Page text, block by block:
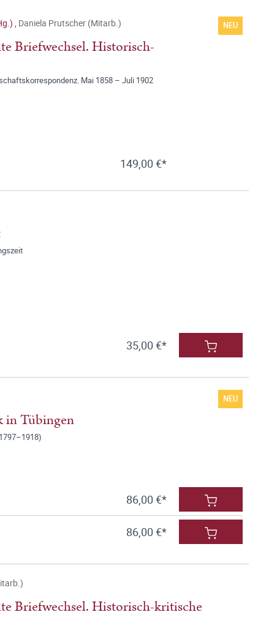
, Daniela Prutscher (Mitarb.)
Briefwechsel. Historisch-
NEU
Mai 1858 – Juli 1902
149,00 €*
35,00 €*
in Tübingen
NEU
86,00 €*
86,00 €*
Briefwechsel. Historisch-kritische